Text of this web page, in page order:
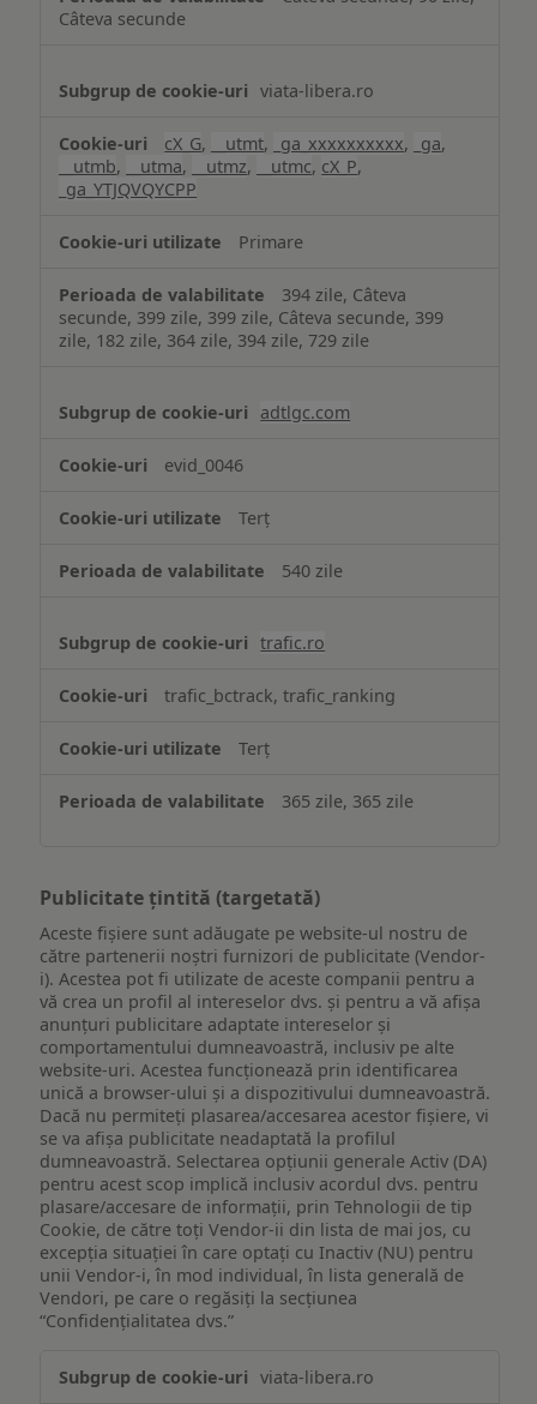
Câteva secunde
viata-libera.ro
cX_G, __utmt, _ga_xxxxxxxxxx, _ga,
__utmb, __utma, __utmz, __utmc, cX_P,
_ga_YTJQVQYCPP
Primare
394 zile, Câteva
secunde, 399 zile, 399 zile, Câteva secunde, 399
zile, 182 zile, 364 zile, 394 zile, 729 zile
adtlgc.com
evid_0046
Terț
540 zile
trafic.ro
trafic_bctrack, trafic_ranking
Terț
365 zile, 365 zile
Publicitate țintită (targetată)
Aceste fișiere sunt adăugate pe website-ul nostru de
către partenerii noștri furnizori de publicitate (Vendor-
i). Acestea pot fi utilizate de aceste companii pentru a
vă crea un profil al intereselor dvs. și pentru a vă afișa
anunțuri publicitare adaptate intereselor și
comportamentului dumneavoastră, inclusiv pe alte
website-uri. Acestea funcționează prin identificarea
unică a browser-ului și a dispozitivului dumneavoastră.
Dacă nu permiteți plasarea/accesarea acestor fișiere, vi
se va afișa publicitate neadaptată la profilul
dumneavoastră. Selectarea opțiunii generale Activ (DA)
pentru acest scop implică inclusiv acordul dvs. pentru
plasare/accesare de informații, prin Tehnologii de tip
Cookie, de către toți Vendor-ii din lista de mai jos, cu
excepția situației în care optați cu Inactiv (NU) pentru
unii Vendor-i, în mod individual, în lista generală de
Vendori, pe care o regăsiți la secțiunea
“Confidențialitatea dvs.”
țintită
viata-libera.ro